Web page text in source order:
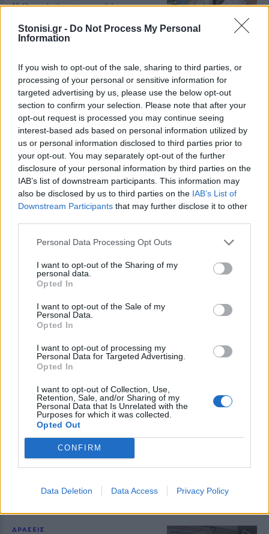
Stonisi.gr - Do Not Process My Personal
Information
If you wish to opt-out of the sale, sharing to third parties, or
processing of your personal or sensitive information for
targeted advertising by us, please use the below opt-out
section to confirm your selection. Please note that after your
opt-out request is processed you may continue seeing
interest-based ads based on personal information utilized by
us or personal information disclosed to third parties prior to
your opt-out. You may separately opt-out of the further
disclosure of your personal information by third parties on the
IAB’s list of downstream participants. This information may
also be disclosed by us to third parties on the IAB’s List of
Downstream Participants that may further disclose it to other
Personal Data Processing Opt Outs
I want to opt-out of the Sharing of my
personal data.
Opted In
I want to opt-out of the Sale of my
Personal Data.
Opted In
I want to opt-out of processing my
Personal Data for Targeted Advertising.
Opted In
I want to opt-out of Collection, Use,
Retention, Sale, and/or Sharing of my
Personal Data that Is Unrelated with the
Purposes for which it was collected.
Opted Out
CONFIRM
Data Deletion Data Access Privacy Policy
Η Θερμή τίμησε τους δύο
Αντίστασης, ενώ κατατέθηκε
πρόταση να δοθεί το όνομά τους σε
δρόμο του τόπου όπου γεννήθηκαν
ΔΡΑΣΕΙΣ
Ένα γλυκό ταξίδι στη φύση της
δυτικής Λέσβου
Το θυμαρίσιο μέλι, οι επικονιαστές
και τα αρωματικά φυτά
πρωταγωνίστησαν στη γευστική
εμπειρία που φιλοξενεησε το
Μουσείο Φυσικής Ιστορίας
Απολιθωμένου Δάσους Λέσβου
ΔΡΑΣΕΙΣ
Τρεις συγκεντρώσεις στη Λέσβο
για την Παλαιστίνη
συμμετέχουν την Κυριακή στην
πανελλαδική ημέρα δράσης
ενάντια στον πόλεμο στη Γάζα και
Ελλάδας–Ισραήλ
Τα παιδιά ανακαλύπτουν το
Απολιθωμένο Δάσος μέσα από
ένα νέο παιχνίδι
στο Μουσείο του Σιγρίου, με
αναμνηστικά για όλους και ετήσια
κάρτα ελεύθερης εισόδου για τον
ΔΡΑΣΕΙΣ
Κάλεσμα για συγκέντρωση υπέρ
της Παλαιστίνης από
ανειδίκευτους γιατρούς της
Την Κυριακή 9 Αυγούστου, στις
Βορείου Αιγαίου στη Μυτιλήνη η
ΔΡΑΣΕΙΣ